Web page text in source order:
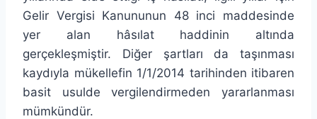
Gelir Vergisi Kanununun 48 inci maddesinde
yer alan hâsılat haddinin altında
gerçekleşmiştir. Diğer şartları da taşınması
kaydıyla mükellefin 1/1/2014 tarihinden itibaren
basit usulde vergilendirmeden yararlanması
mümkündür.